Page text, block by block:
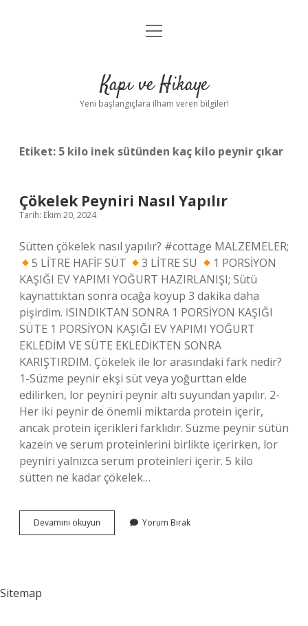
Anasayfa
Yasal Uyarı
menüyü
Kapı ve Hikaye
Yeni başlangıçlara ilham veren bilgiler!
Etiket: 5 kilo inek sütünden kaç kilo peynir çıkar
Çökelek Peyniri Nasıl Yapılır
Tarih: Ekim 20, 2024
Sütten çökelek nasıl yapılır? #cottage MALZEMELER;
5 LİTRE HAFİF SÜT
3 LİTRE SU
1 PORSİYON
KAŞIĞI EV YAPIMI YOĞURT HAZIRLANIŞI; Sütü
kaynattıktan sonra ocağa koyup 3 dakika daha
pişirdim. ISINDIKTAN SONRA 1 PORSİYON KAŞIĞI
SÜTE 1 PORSİYON KAŞIĞI EV YAPIMI YOĞURT
EKLEDİM VE SÜTE EKLEDİKTEN SONRA
KARIŞTIRDIM. Çökelek ile lor arasındaki fark nedir?
1-Süzme peynir ekşi süt veya yoğurttan elde
edilirken, lor peyniri peynir altı suyundan yapılır. 2-
Her iki peynir de önemli miktarda protein içerir,
ancak protein içerikleri farklıdır. Süzme peynir sütün
kazein ve serum proteinlerini birlikte içerirken, lor
peyniri yalnızca serum proteinleri içerir. 5 kilo
sütten ne kadar çökelek…
Devamını okuyun Çökelek
Peyniri
Yorum Bırak
Sitemap